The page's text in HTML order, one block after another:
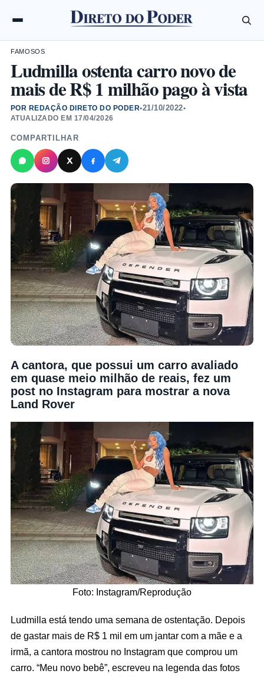
FAMOSOS
Ludmilla ostenta carro novo de
mais de R$ 1 milhão pago à vista
POR REDAÇÃO DIRETO DO PODER•21/10/2022•
ATUALIZADO EM 17/04/2026
COMPARTILHAR
A cantora, que possui um carro avaliado
em quase meio milhão de reais, fez um
post no Instagram para mostrar a nova
Land Rover
Foto: Instagram/Reprodução
Ludmilla está tendo uma semana de ostentação. Depois
de gastar mais de R$ 1 mil em um jantar com a mãe e a
irmã, a cantora mostrou no Instagram que comprou um
carro. “Meu novo bebê”, escreveu na legenda das fotos